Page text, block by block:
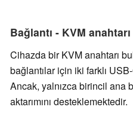
Bağlantı - KVM anahtarı
Cihazda bir KVM anahtarı
bağlantılar için iki farklı
Ancak, yalnızca birincil ana
aktarımını desteklemektedir.